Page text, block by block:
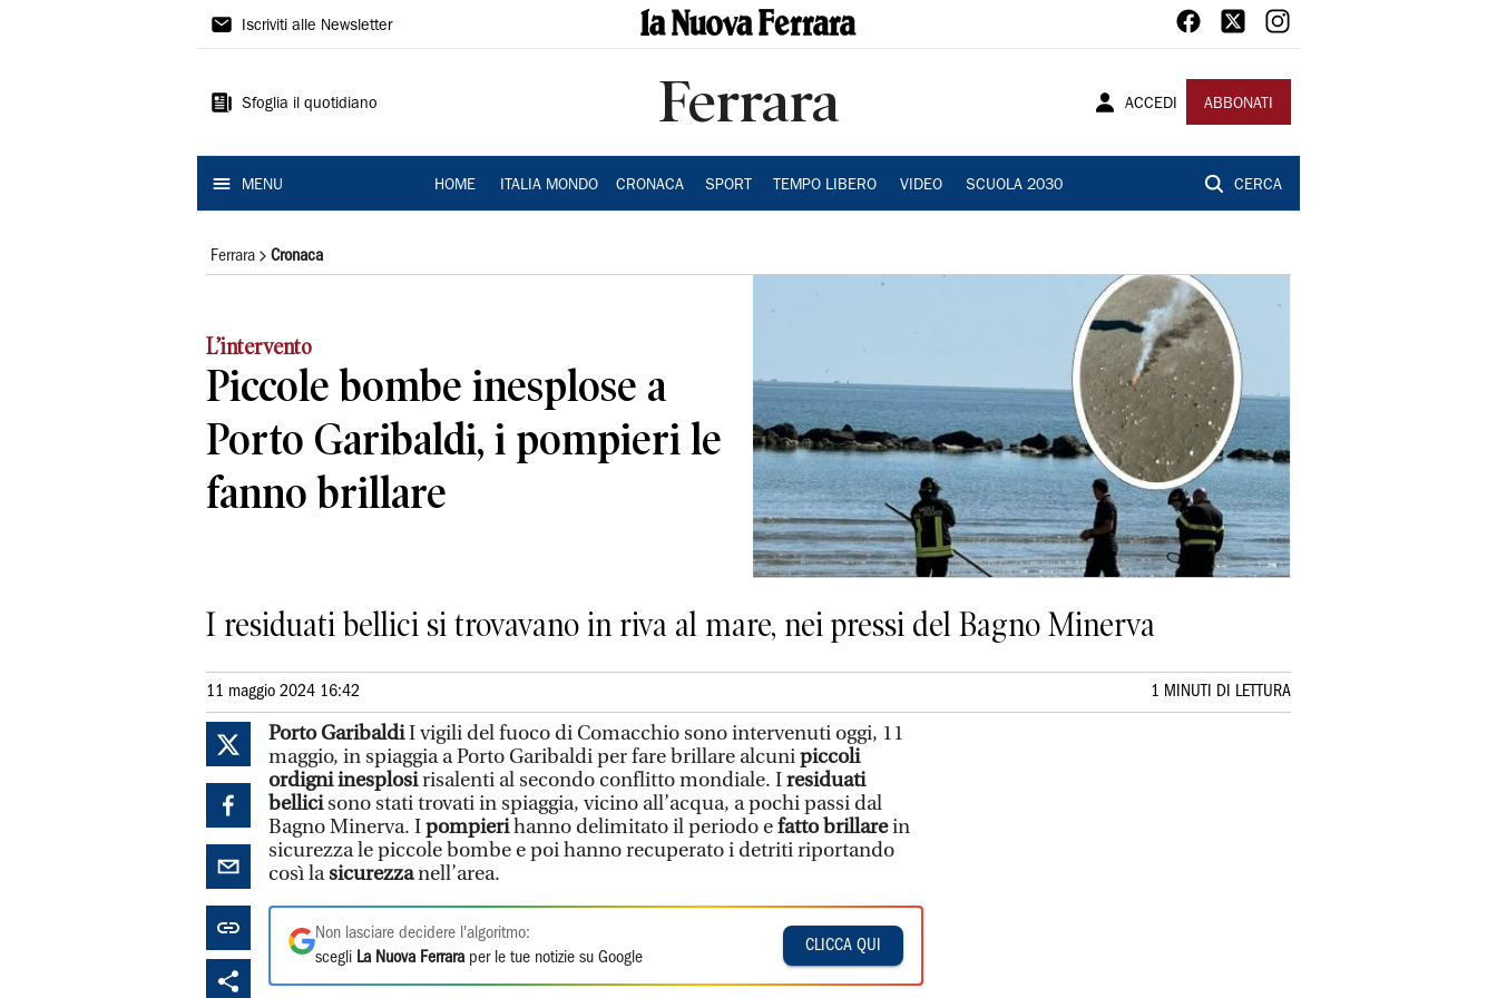
La
Ferrara
Iscriviti alle Newsletter
Sfoglia il quotidiano Ferrara ACCEDI ABBONATI
MENU HOME ITALIA MONDO CRONACA SPORT TEMPO LIBERO VIDEO SCUOLA 2030 CERCA
Ferrara Cronaca
L’intervento
Piccole bombe inesplose a
Porto Garibaldi, i pompieri le
fanno brillare
I residuati bellici si trovavano in riva al mare, nei pressi del Bagno Minerva
11 maggio 2024 16:42 1 MINUTI DI LETTURA
Porto GaribaldiI vigili del fuoco di Comacchio sono intervenuti oggi, 11
maggio, in spiaggia a Porto Garibaldi per fare brillare alcunipiccoli
ordigni inesplosirisalenti al secondo conflitto mondiale. Iresiduati
bellicisono stati trovati in spiaggia, vicino all’acqua, a pochi passi dal
Bagno Minerva. Ipompierihanno delimitato il periodo efatto brillarein
sicurezza le piccole bombe e poi hanno recuperato i detriti riportando
così lasicurezzanell’area.
Non lasciare decidere l'algoritmo:
scegli La Nuova Ferrara per le tue notizie su Google
CLICCA QUI